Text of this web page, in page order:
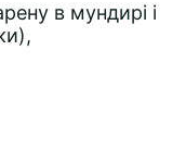
в мундирі і